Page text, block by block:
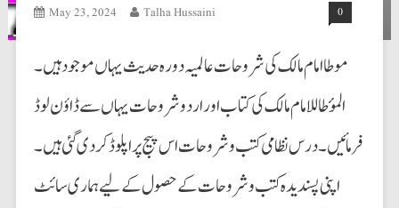
May 23, 2024 Talha Hussaini 0
موطا امام مالک کی شروحات عالمیہ دورہ حدیث یہاں موجود ہیں۔
المؤطا للامام مالک کی کتاب اور اردو شروحات یہاں سے ڈاؤن لوڈ
فرمائیں۔ درس نظامی کتب وشروحات اس پیج پراپلوڈ کردی گئی ہیں۔
اپنی پسندیدہ کتب وشروحات کے حصول کے لیے ہماری سائٹ